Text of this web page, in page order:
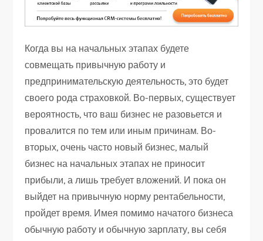
Когда вы на начальных этапах будете
совмещать привычную работу и
предпринимательскую деятельность, это будет
своего рода страховкой. Во-первых, существует
вероятность, что ваш бизнес не разовьется и
провалится по тем или иным причинам. Во-
вторых, очень часто новый бизнес, малый
бизнес на начальных этапах не приносит
прибыли, а лишь требует вложений. И пока он
выйдет на привычную норму рентабельности,
пройдет время. Имея помимо начатого бизнеса
обычную работу и обычную зарплату, вы себя